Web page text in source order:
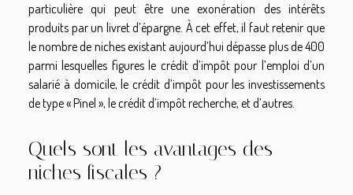
particulière qui peut être une exonération des intérêts
produits par un livret d’épargne. À cet effet, il faut retenir que
le nombre de niches existant aujourd’hui dépasse plus de 400
parmi lesquelles figures le crédit d’impôt pour l’emploi d’un
salarié à domicile, le crédit d’impôt pour les investissements
de type « Pinel », le crédit d’impôt recherche, et d’autres.
Quels sont les avantages des
niches fiscales ?